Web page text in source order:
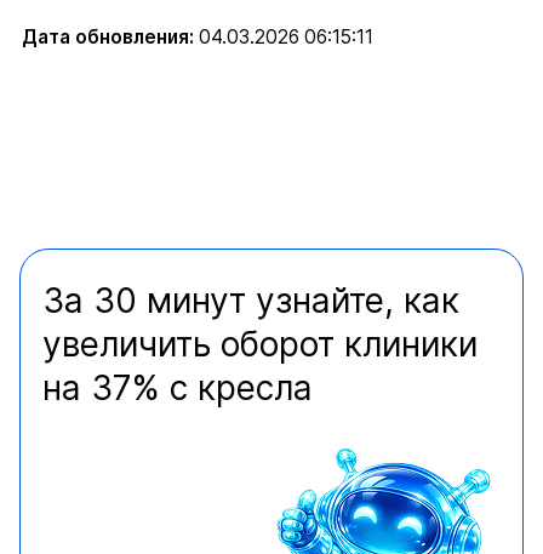
Дата обновления: 04.03.2026 06:15:11
За 30 минут узнайте, как
увеличить оборот клиники
на 37% с кресла